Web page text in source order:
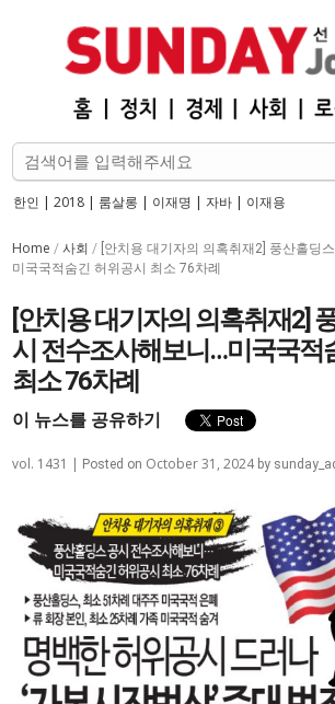
한인 | 2018| 룸살롱 | 이재명 | 자바| 이재용
Home /사회 / [안치용 대기자의 의혹취재2] 풍산홀딩
미국국적숨긴 허위공시 최소 76차례
[안치용 대기자의 의혹취재2]
시 전수조사해보니…미국국적
최소 76차례
이 뉴스를 공유하기
vol. 1431 | Posted on October 31, 2024by